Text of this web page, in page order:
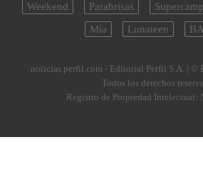
Weekend
Parabrisas
Mía
Lunateen
noticias.perfil.com - Editorial Perfil S.A. | ©
Todos los derechos
Registro de Propiedad Intelectual: